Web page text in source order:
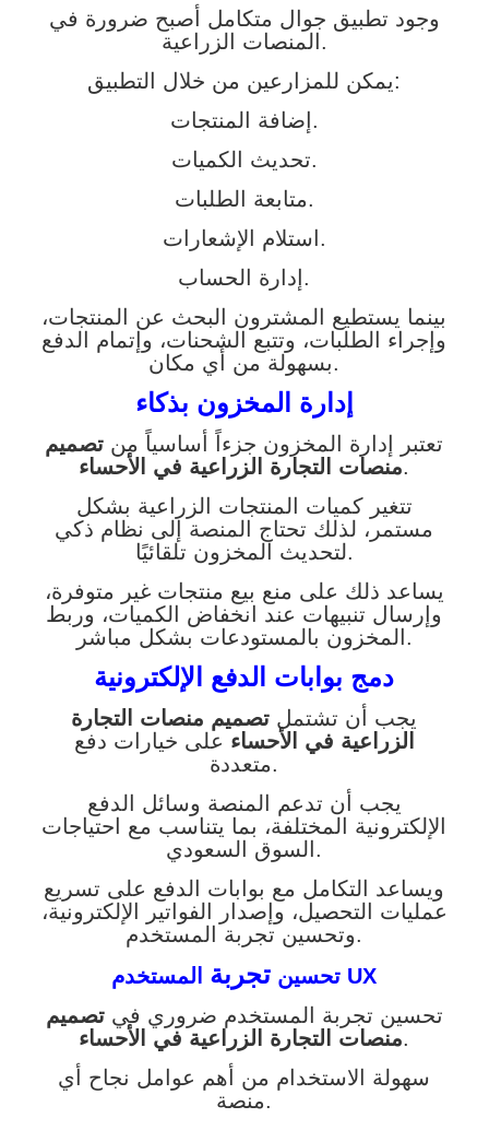
وجود تطبيق جوال متكامل أصبح ضرورة في
المنصات الزراعية.
يمكن للمزارعين من خلال التطبيق:
إضافة المنتجات.
تحديث الكميات.
متابعة الطلبات.
استلام الإشعارات.
إدارة الحساب.
بينما يستطيع المشترون البحث عن المنتجات،
وإجراء الطلبات، وتتبع الشحنات، وإتمام الدفع
بسهولة من أي مكان.
إدارة المخزون بذكاء
تعتبر إدارة المخزون جزءاً أساسياً من تصميم
منصات التجارة الزراعية في الأحساء.
تتغير كميات المنتجات الزراعية بشكل
مستمر، لذلك تحتاج المنصة إلى نظام ذكي
لتحديث المخزون تلقائيًا.
يساعد ذلك على منع بيع منتجات غير متوفرة،
وإرسال تنبيهات عند انخفاض الكميات، وربط
المخزون بالمستودعات بشكل مباشر.
دمج بوابات الدفع الإلكترونية
يجب أن تشتمل تصميم منصات التجارة
الزراعية في الأحساء على خيارات دفع
متعددة.
يجب أن تدعم المنصة وسائل الدفع
الإلكترونية المختلفة، بما يتناسب مع احتياجات
السوق السعودي.
ويساعد التكامل مع بوابات الدفع على تسريع
عمليات التحصيل، وإصدار الفواتير الإلكترونية،
وتحسين تجربة المستخدم.
تحسين تجربة
المستخدم UX
تحسين تجربة المستخدم ضروري فيتصميم
منصات التجارة الزراعية في الأحساء.
سهولة الاستخدام من أهم عوامل نجاح أي
منصة.